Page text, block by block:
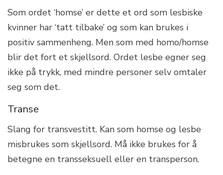
Som ordet ‘homse’ er dette et ord som lesbiske
kvinner har ‘tatt tilbake’ og som kan brukes i
positiv sammenheng. Men som med homo/homse
blir det fort et skjellsord. Ordet lesbe egner seg
ikke på trykk, med mindre personer selv omtaler
seg som det.
Transe
Slang for transvestitt. Kan som homse og lesbe
misbrukes som skjellsord. Må ikke brukes for å
betegne en transseksuell eller en transperson.